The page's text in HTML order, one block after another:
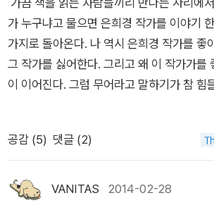
'뻣센 가시처럼 목구멍을 깊숙이 찔러
그것들이 모여 메이저급 시대와 세상을 이루
른다.사실 엿이 무엇이더냐? 끈적끈적하고 질긴 세상사를 엿에
비유할 수 있을런지도. 무엇보
'출장'을 많이 다녔었죠. 지금 내게 남은건
~ 그리고, 펜을 갖고 노는 작가 성석제 [황만근
은 이렇게 말했다] 읽으면서 자꾸만 허무에
경 [마이너리그], 판타지인줄 알았지만 씁
위기가 흐르는 빵집에 찾아드는 사연들. 구
기], 이제는 주변에서 심심찮게 벌어지는 일
들을 새삼 찾게 만들었던 찝찝한 글 . [엄
탁해! 오래전, 작가의 글을 좋아했던 시절
가 누구냐고 물으면 은희경 작가를 이야기
가지로 돌아온다. 나 역시 은희경 작가를 좋
그 작가를 싫어한다. 그리고 왜 이 작가가를
이 이어진다. 그럼 무어라고 말하기가 참 힘
다. 은희경 작가의 책들을 읽다보면 어린 시
생각난다. '예삐'라고 부르는 이 강아지는 주
만 아니라, 사람들을 참 잘 따랐다. 어느날
서 놀다가 지나가던 차에 치혀 다리가 크게
공감 (5) 댓글 (2)
VANITAS 2014-02-28